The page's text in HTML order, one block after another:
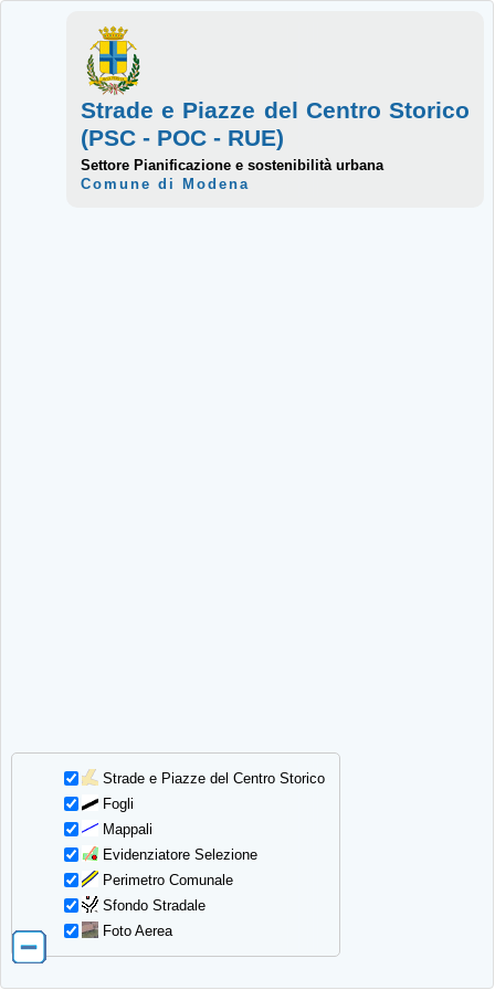
Strade e Piazze del Centro Storico
Fogli
Mappali
Evidenziatore Selezione
Perimetro Comunale
Sfondo Stradale
Foto Aerea
Strade e Piazze del Centro Storico
(PSC - POC - RUE)
Settore Pianificazione e sostenibilità urbana
Comune di Modena